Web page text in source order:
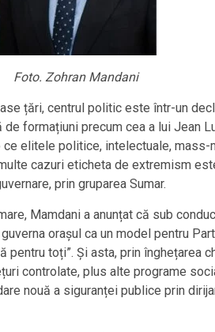
Foto. Zohran Mandani
țări, centrul politic este într-un
formațiuni precum cea a lui Jean
ce elitele politice, intelectuale,
cazuri eticheta de extremism
prin gruparea Sumar.
Mamdani a anunțat că sub
orașul ca un model pentru
toți”. Și asta, prin înghețarea
controlate, plus alte programe
nouă a siguranței publice prin